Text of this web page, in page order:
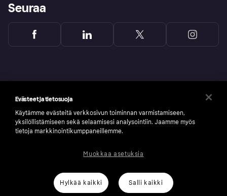
Seuraa
number: 556737-0431
Klarnan evästeselosteKlarna.com
Evästeet ja tietosuoja
Käytämme evästeitä verkkosivun toiminnan varmistamiseen,
yksilöllistämiseen sekä selaamisesi analysointiin. Jaamme myös
tietoja markkinointikumppaneillemme.
Hylkää kaikki Salli kaikki
Muokkaa asetuksia